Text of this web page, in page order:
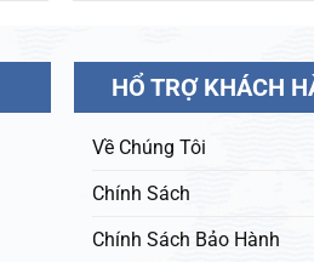
HỔ TRỢ KHÁCH
Về Chúng Tôi
Chính Sách
Chính Sách Bảo Hành